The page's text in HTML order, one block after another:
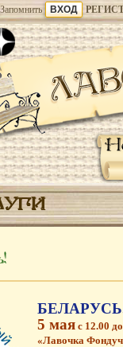
Запомнить
5 мая с 12.00
«Лавочка